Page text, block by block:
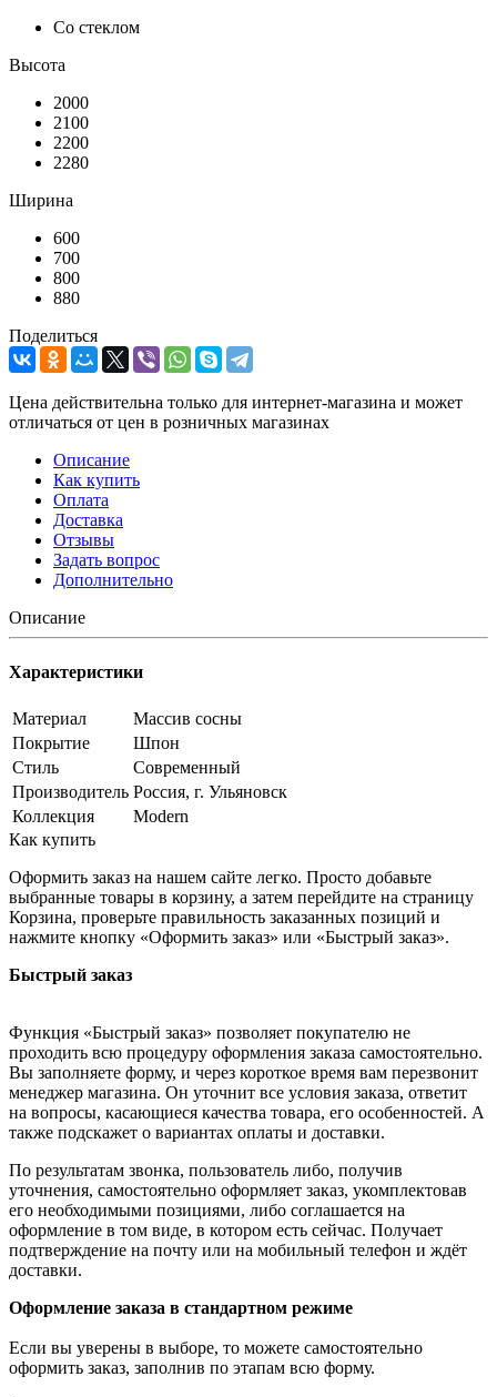
Со стеклом
Высота
2000
2100
2200
2280
Ширина
600
700
800
880
Поделиться
Цена действительна только для интернет-магазина и может
отличаться от цен в розничных магазинах
Описание
Как купить
Оплата
Доставка
Отзывы
Задать вопрос
Дополнительно
Описание
Характеристики
Материал
Массив сосны
Покрытие
Шпон
Стиль
Современный
Производитель Россия, г. Ульяновск
Коллекция
Modern
Как купить
Оформить заказ на нашем сайте легко. Просто добавьте
выбранные товары в корзину, а затем перейдите на страницу
Корзина, проверьте правильность заказанных позиций и
нажмите кнопку «Оформить заказ» или «Быстрый заказ».
Быстрый заказ
Функция «Быстрый заказ» позволяет покупателю не
проходить всю процедуру оформления заказа самостоятельно.
Вы заполняете форму, и через короткое время вам перезвонит
менеджер магазина. Он уточнит все условия заказа, ответит
на вопросы, касающиеся качества товара, его особенностей. А
также подскажет о вариантах оплаты и доставки.
По результатам звонка, пользователь либо, получив
уточнения, самостоятельно оформляет заказ, укомплектовав
его необходимыми позициями, либо соглашается на
оформление в том виде, в котором есть сейчас. Получает
подтверждение на почту или на мобильный телефон и ждёт
доставки.
Оформление заказа в стандартном режиме
Если вы уверены в выборе, то можете самостоятельно
оформить заказ, заполнив по этапам всю форму.